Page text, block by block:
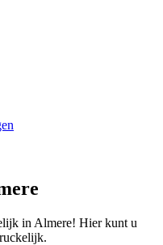
in Almere! Hier kunt u